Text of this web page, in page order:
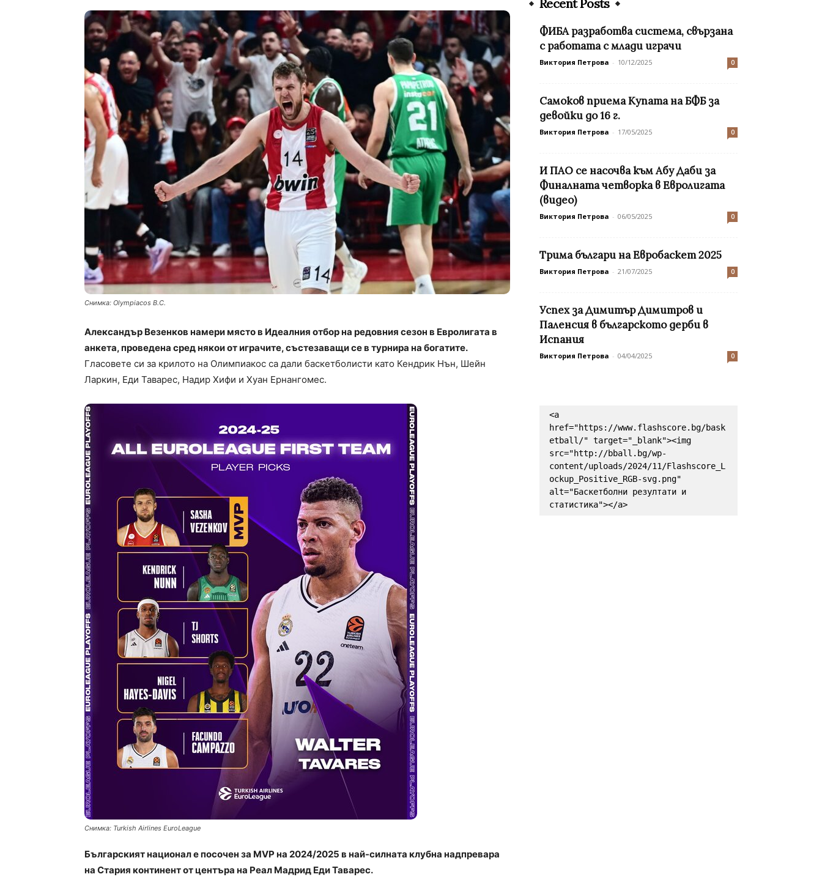
Снимка: Olympiacos B.C.
Александър Везенков намери място в Идеалния отбор на редовния сезон в Евролигата в
анкета, проведена сред някои от играчите, състезаващи се в турнира на богатите.
Гласовете си за крилото на Олимпиакос са дали баскетболисти като Кендрик Нън, Шейн
Ларкин, Еди Таварес, Надир Хифи и Хуан Ернангомес.
Снимка: Turkish Airlines EuroLeague
Българският национал е посочен за MVP на 2024/2025 в най-силната клубна надпревара
на Стария континент от центъра на Реал Мадрид Еди Таварес.
Recent Posts
ФИБА разработва система, свързана
с работата с млади играчи
Виктория Петрова - 10/12/2025 0
Самоков приема Купата на БФБ за
девойки до 16 г.
Виктория Петрова - 17/05/2025 0
И ПАО се насочва към Абу Даби за
Финалната четворка в Евролигата
(видео)
Виктория Петрова - 06/05/2025 0
Трима българи на Евробаскет 2025
Виктория Петрова - 21/07/2025 0
Успех за Димитър Димитров и
Паленсия в българското дерби в
Испания
Виктория Петрова - 04/04/2025 0
<a
href="https://www.flashscore.bg/bask
etball/" target="_blank"><img
src="http://bball.bg/wp-
content/uploads/2024/11/Flashscore_L
ockup_Positive_RGB-svg.png"
alt="Баскетболни резултати и
статистика"></a>